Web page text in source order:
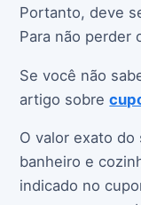
Portanto, deve
Para não perder
Se você não
artigo sobre
O valor exato do
banheiro e
indicado no